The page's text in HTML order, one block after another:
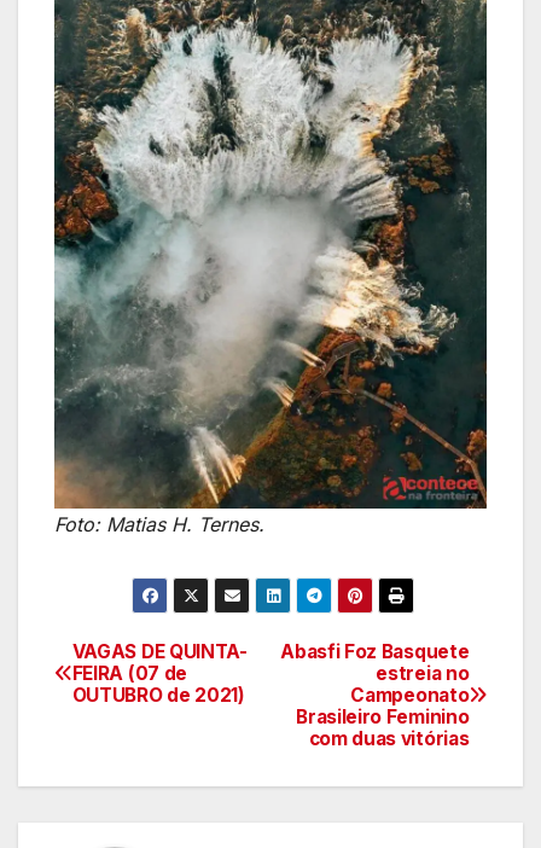
Foto: Matias H. Ternes.
Navegação
de
Abasfi Foz Basquete
estreia no
Campeonato
Brasileiro Feminino
com duas vitórias
VAGAS DE QUINTA-
FEIRA (07 de
OUTUBRO de 2021)